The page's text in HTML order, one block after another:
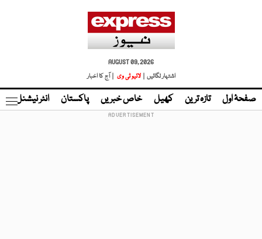
AUGUST 09, 2026
اشتہار لگائیں |
لائیو ٹی وی | آج کا اخبار
صفحۂ اول تازہ ترین کھیل خاص خبریں پاکستان انٹر نیشنل